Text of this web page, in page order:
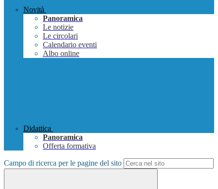
Novità
Panoramica
Le notizie
Le circolari
Calendario eventi
Albo online
Didattica
Panoramica
Offerta formativa
Campo di ricerca per le pagine del sito